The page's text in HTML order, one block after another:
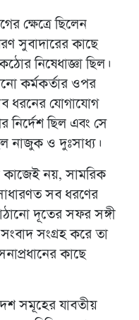
ক্ষেত্রে ছিলেন
সুবাদারের কাছে
নিষেধাজ্ঞা ছিল।
কর্মকর্তার ওপর
ধরনের যোগাযোগ
নির্দেশ ছিল এবং সে
নাজুক ও দুঃসাধ্য।
কাজেই নয়, সামরিক
সব ধরণের
দূতের সফর সঙ্গী
সংগ্রহ করে তা
কাছে
সমূহের যাবতীয়